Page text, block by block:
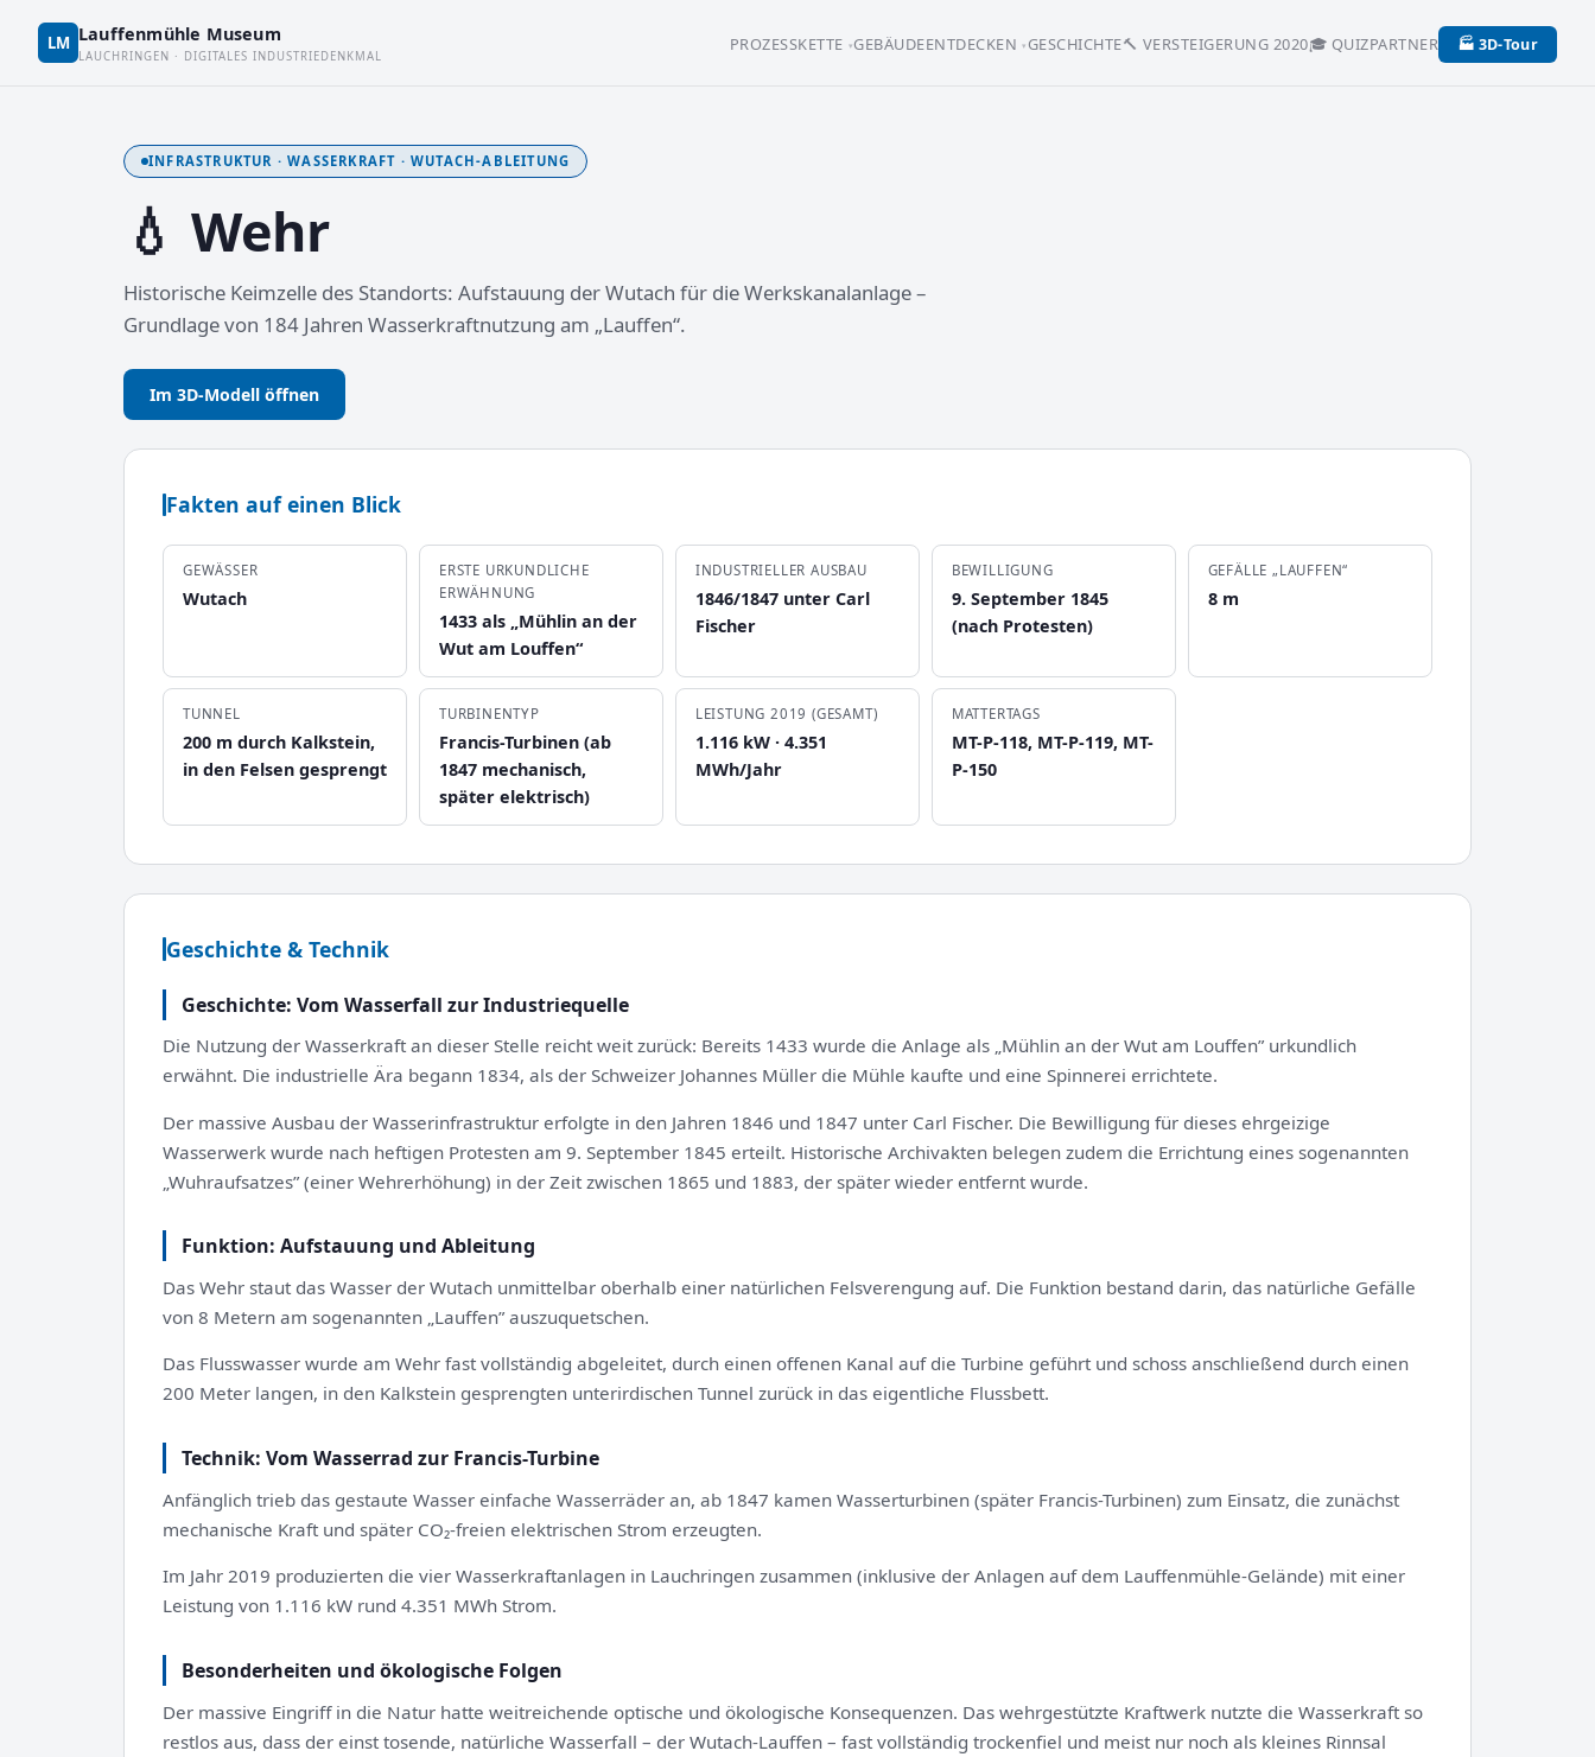
LM Lauffenmühle Museum
LAUCHRINGEN · DIGITALES INDUSTRIEDENKMAL
PROZESSKETTE GEBÄUDEENTDECKEN GESCHICHTE🔨 VERSTEIGERUNG 2020🎓 QUIZPARTNER 🏭 3D-Tour
INFRASTRUKTUR · WASSERKRAFT · WUTACH-ABLEITUNG
💧 Wehr
Historische Keimzelle des Standorts: Aufstauung der Wutach für die Werkskanalanlage –
Grundlage von 184 Jahren Wasserkraftnutzung am „Lauffen“.
Im 3D-Modell öffnen
Fakten auf einen Blick
GEWÄSSER
Wutach
ERSTE URKUNDLICHE
ERWÄHNUNG
1433 als „Mühlin an der
Wut am Louffen“
INDUSTRIELLER AUSBAU
1846/1847 unter Carl
Fischer
BEWILLIGUNG
9. September 1845
(nach Protesten)
GEFÄLLE „LAUFFEN“
8 m
TUNNEL
200 m durch Kalkstein,
in den Felsen gesprengt
TURBINENTYP
Francis-Turbinen (ab
1847 mechanisch,
später elektrisch)
LEISTUNG 2019 (GESAMT)
1.116 kW · 4.351
MWh/Jahr
MATTERTAGS
MT-P-118, MT-P-119, MT-
P-150
Geschichte & Technik
Geschichte: Vom Wasserfall zur Industriequelle
Die Nutzung der Wasserkraft an dieser Stelle reicht weit zurück: Bereits 1433 wurde die Anlage als „Mühlin an der Wut am Louffen” urkundlich
erwähnt. Die industrielle Ära begann 1834, als der Schweizer Johannes Müller die Mühle kaufte und eine Spinnerei errichtete.
Der massive Ausbau der Wasserinfrastruktur erfolgte in den Jahren 1846 und 1847 unter Carl Fischer. Die Bewilligung für dieses ehrgeizige
Wasserwerk wurde nach heftigen Protesten am 9. September 1845 erteilt. Historische Archivakten belegen zudem die Errichtung eines sogenannten
„Wuhraufsatzes” (einer Wehrerhöhung) in der Zeit zwischen 1865 und 1883, der später wieder entfernt wurde.
Funktion: Aufstauung und Ableitung
Das Wehr staut das Wasser der Wutach unmittelbar oberhalb einer natürlichen Felsverengung auf. Die Funktion bestand darin, das natürliche Gefälle
von 8 Metern am sogenannten „Lauffen” auszuquetschen.
Das Flusswasser wurde am Wehr fast vollständig abgeleitet, durch einen offenen Kanal auf die Turbine geführt und schoss anschließend durch einen
200 Meter langen, in den Kalkstein gesprengten unterirdischen Tunnel zurück in das eigentliche Flussbett.
Technik: Vom Wasserrad zur Francis-Turbine
Anfänglich trieb das gestaute Wasser einfache Wasserräder an, ab 1847 kamen Wasserturbinen (später Francis-Turbinen) zum Einsatz, die zunächst
mechanische Kraft und später CO₂-freien elektrischen Strom erzeugten.
Im Jahr 2019 produzierten die vier Wasserkraftanlagen in Lauchringen zusammen (inklusive der Anlagen auf dem Lauffenmühle-Gelände) mit einer
Leistung von 1.116 kW rund 4.351 MWh Strom.
Besonderheiten und ökologische Folgen
Der massive Eingriff in die Natur hatte weitreichende optische und ökologische Konsequenzen. Das wehrgestützte Kraftwerk nutzte die Wasserkraft so
restlos aus, dass der einst tosende, natürliche Wasserfall – der Wutach-Lauffen – fast vollständig trockenfiel und meist nur noch als kleines Rinnsal